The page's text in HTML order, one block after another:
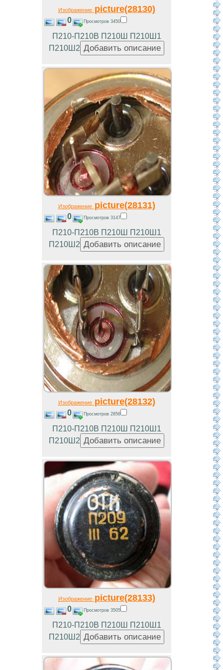
Изображениеpicture(28130)
0 Просмотров 3450
П210-П210В П210Ш П210Ш1
П210Ш2
Изображениеpicture(28131)
0 Просмотров 3147
П210-П210В П210Ш П210Ш1
П210Ш2
Изображениеpicture(28132)
0 Просмотров 2856
П210-П210В П210Ш П210Ш1
П210Ш2
Изображениеpicture(28133)
0 Просмотров 3505
П210-П210В П210Ш П210Ш1
П210Ш2